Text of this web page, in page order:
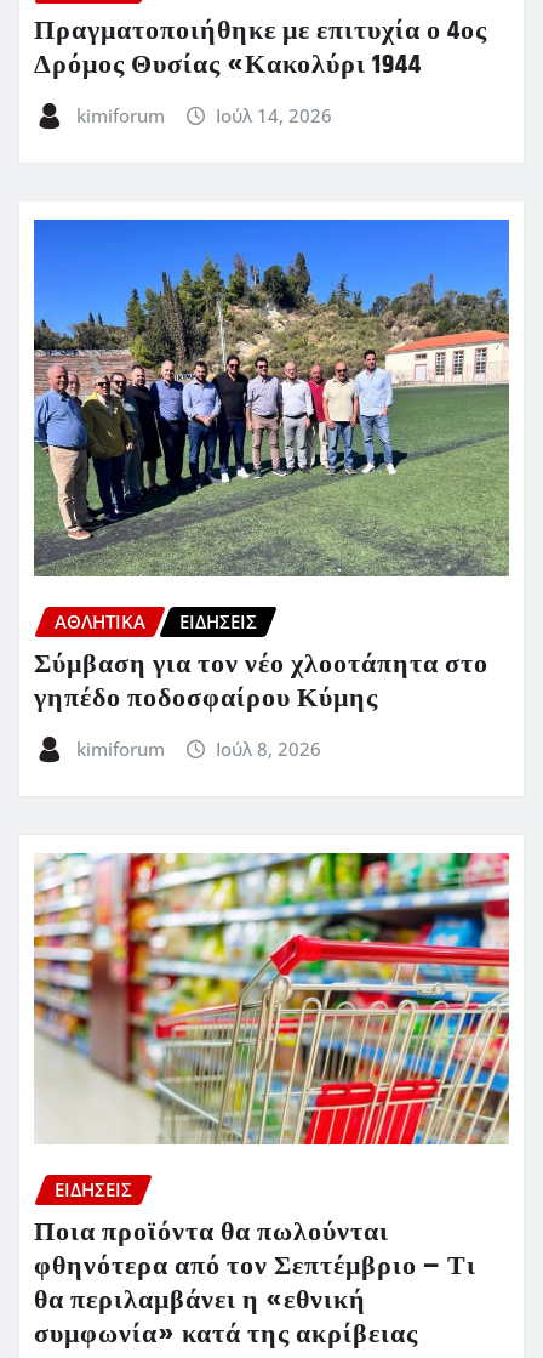
Πραγματοποιήθηκε με επιτυχία ο 4ος
Δρόμος Θυσίας «Κακολύρι 1944
kimiforum Ιούλ 14, 2026
ΑΘΛΗΤΙΚΑ ΕΙΔΗΣΕΙΣ
Σύμβαση για τον νέο χλοοτάπητα στο
γηπέδο ποδοσφαίρου Κύμης
kimiforum Ιούλ 8, 2026
ΕΙΔΗΣΕΙΣ
Ποια προϊόντα θα πωλούνται
φθηνότερα από τον Σεπτέμβριο – Τι
θα περιλαμβάνει η «εθνική
συμφωνία» κατά της ακρίβειας